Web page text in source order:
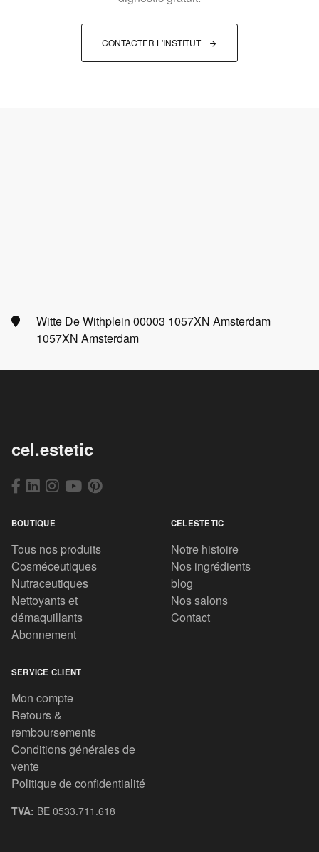
CONTACTER L'INSTITUT
Witte De Withplein 00003 1057XN Amsterdam
1057XN Amsterdam
cel.estetic
BOUTIQUE
Tous nos produits
Cosméceutiques
Nutraceutiques
Nettoyants et
démaquillants
Abonnement
CELESTETIC
Notre histoire
Nos ingrédients
blog
Nos salons
Contact
SERVICE CLIENT
Mon compte
Retours &
remboursements
Conditions générales de
vente
Politique de confidentialité
TVA: BE 0533.711.618